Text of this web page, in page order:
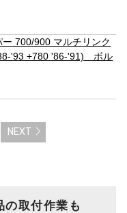
の取付作業も
700/900 マルチリンク
'93 +780 '86-'91) ボル
NEXT